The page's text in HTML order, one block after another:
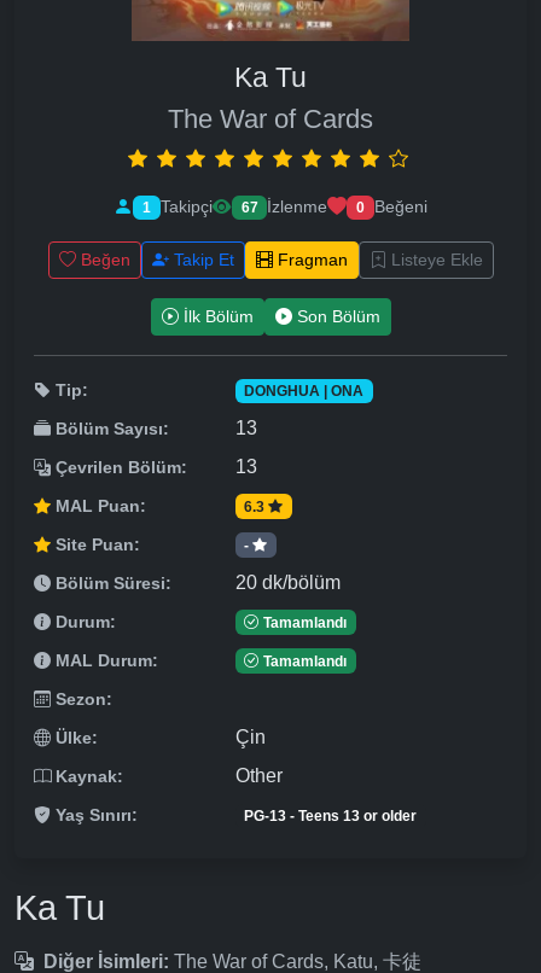
Ka Tu
The War of Cards
1 Takipçi 67 İzlenme 0 Beğeni
Beğen Takip Et Fragman Listeye Ekle
İlk Bölüm Son Bölüm
Tip: DONGHUA | ONA
Bölüm Sayısı: 13
Çevrilen Bölüm: 13
MAL Puan: 6.3
Site Puan: -
Bölüm Süresi: 20 dk/bölüm
Durum: Tamamlandı
MAL Durum: Tamamlandı
Sezon:
Ülke:
Çin
Kaynak: Other
Yaş Sınırı: PG-13 - Teens 13 or older
Ka Tu
Diğer İsimleri: The War of Cards, Katu, 卡徒